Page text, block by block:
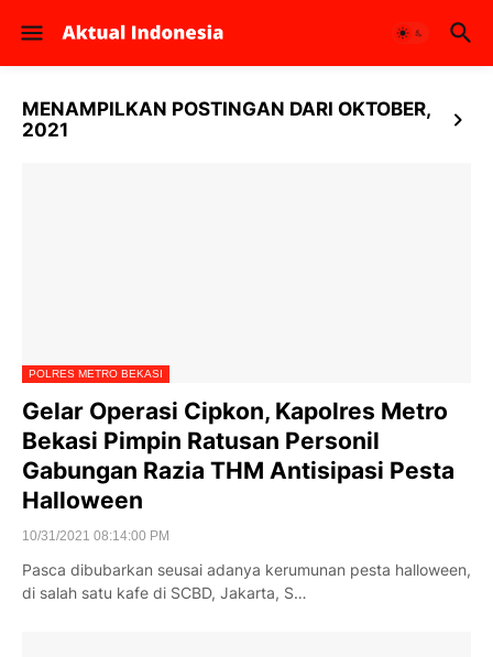
MENAMPILKAN POSTINGAN DARI OKTOBER,
2021
POLRES METRO BEKASI
Gelar Operasi Cipkon, Kapolres Metro
Bekasi Pimpin Ratusan Personil
Gabungan Razia THM Antisipasi Pesta
Halloween
10/31/2021 08:14:00 PM
Pasca dibubarkan seusai adanya kerumunan pesta halloween,
di salah satu kafe di SCBD, Jakarta, S…